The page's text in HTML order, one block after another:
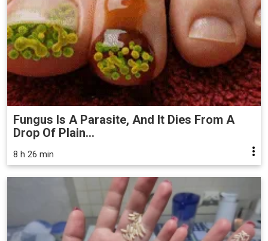
Fungus Is A Parasite, And It Dies From A
Drop Of Plain...
8 h 26 min